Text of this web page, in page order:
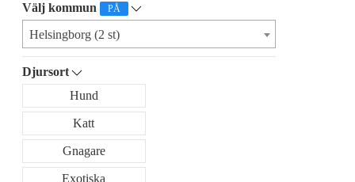
Välj kommun PÅ
Helsingborg (2 st)
Djursort
Hund
Katt
Gnagare
Exotiska